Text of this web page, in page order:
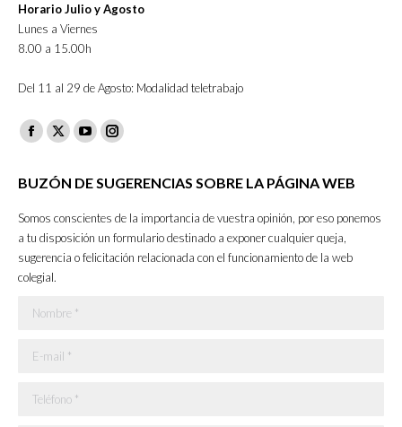
Horario Julio y Agosto
Lunes a Viernes
8.00 a 15.00h
Del 11 al 29 de Agosto: Modalidad teletrabajo
Facebook
opens
new
window
X
opens
new
window
YouTube
opens
new
window
Instagram
opens
in
new
window
BUZÓN DE SUGERENCIAS SOBRE LA PÁGINA WEB
Somos conscientes de la importancia de vuestra opinión, por eso ponemos
a tu disposición un formulario destinado a exponer cualquier queja,
sugerencia o felicitación relacionada con el funcionamiento de la web
colegial.
Nombre *
E-mail *
Teléfono *